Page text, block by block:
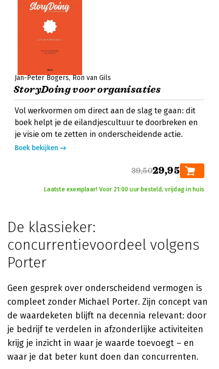
Jan-Peter Bogers Ron van Gils
StoryDoing voor organisaties
Vol werkvormen om direct aan de slag te gaan: dit
boek helpt je de eilandjescultuur te doorbreken en
je visie om te zetten in onderscheidende actie.
Boek bekijken
39,5029,95
Laatste exemplaar! Voor 21:00 uur besteld, vrijdag in huis
De klassieker:
concurrentievoordeel volgens
Porter
Geen gesprek over onderscheidend vermogen is
compleet zonder Michael Porter. Zijn concept van
de waardeketen blijft na decennia relevant: door
je bedrijf te verdelen in afzonderlijke activiteiten
krijg je inzicht in waar je waarde toevoegt – en
waar je dat beter kunt doen dan concurrenten.